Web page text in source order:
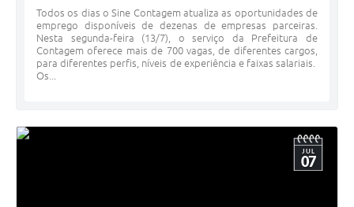
Todos os dias o Sine Contagem atualiza as oportunidades de
emprego disponíveis de dezenas de empresas parceiras.
Nesta segunda-feira (13/7), o serviço da Prefeitura de
Contagem oferece mais de 700 vagas, de diferentes cargos,
para diferentes perfis, níveis de experiência e faixas salariais.
Os...
JUL
07